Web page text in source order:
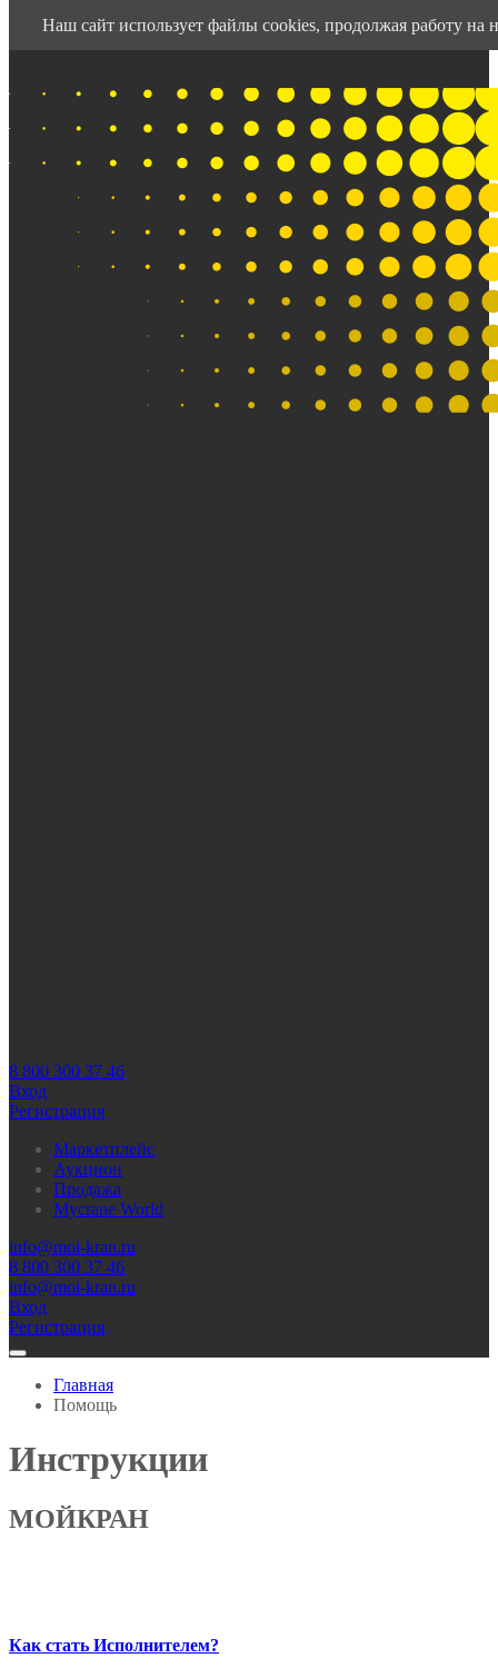
8 800 300 37 46
Вход
Регистрация
Маркетплейс
Аукцион
Продажа
Mycrane World
info@moi-kran.ru
8 800 300 37 46
info@moi-kran.ru
Вход
Регистрация
Главная
Помощь
Инструкции
МОЙКРАН
Как стать Исполнителем?
Наш сайт использует файлы cookies, продолжая работу на